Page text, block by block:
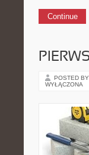
Continue
POSTED
WYŁĄCZONA